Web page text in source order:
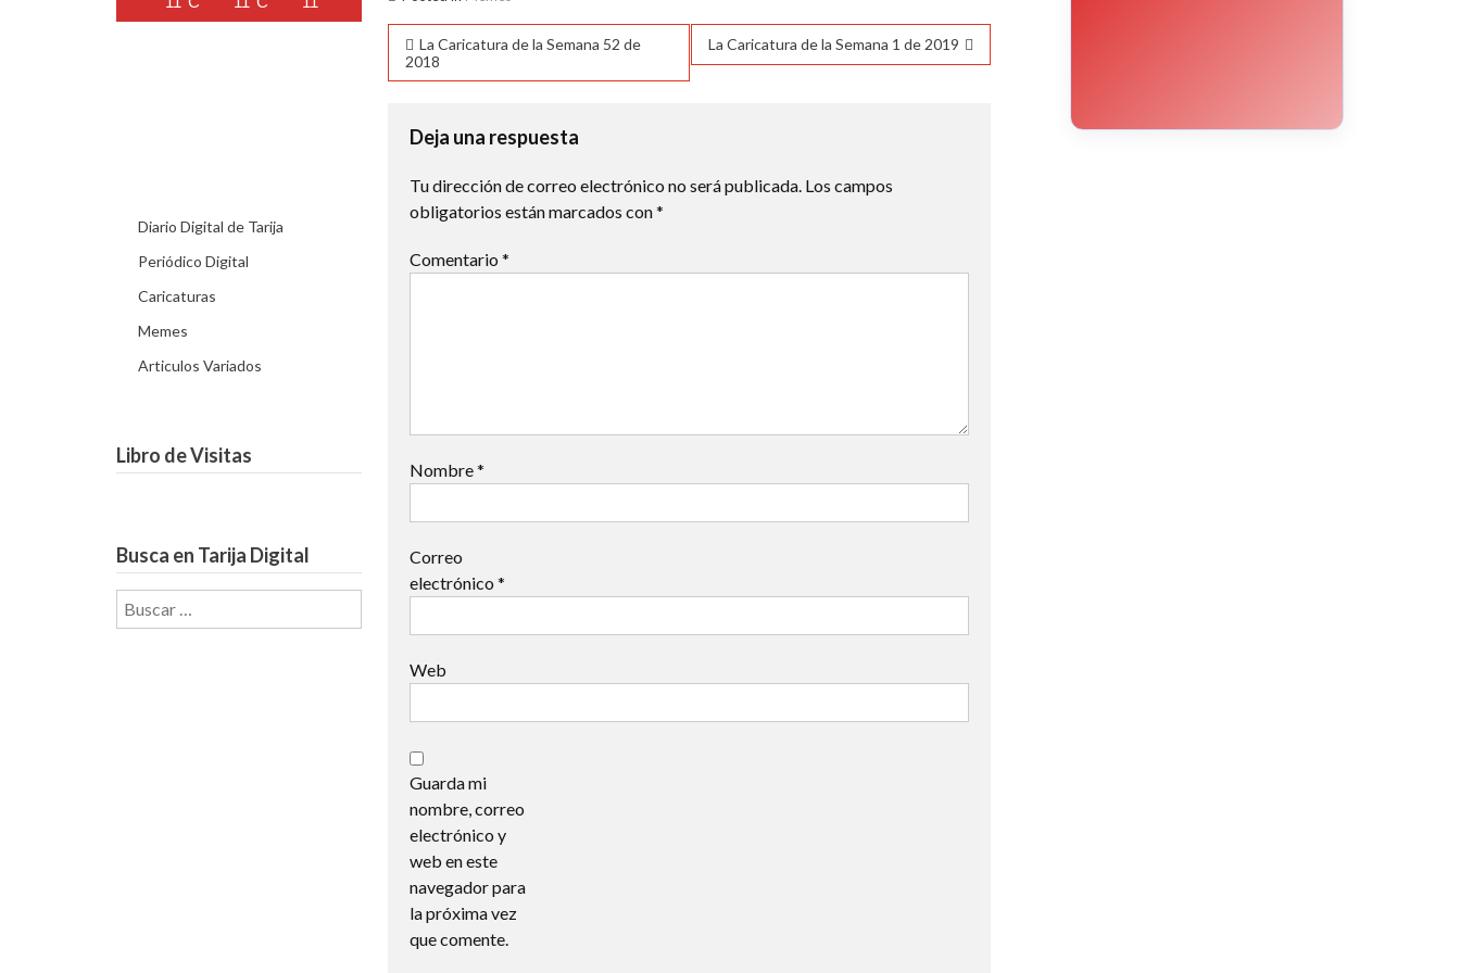
Navegación
de
entradas
La Caricatura de la Semana 52 de
2018
La Caricatura de la Semana 1 de 2019
Deja una respuesta
Tu dirección de correo electrónico no será publicada. Los campos
obligatorios están marcados con*
Comentario *
Nombre*
Correo
electrónico *
Web
Guarda mi
nombre, correo
electrónico y
web en este
navegador para
la próxima vez
que comente.
Diario Digital de Tarija
Periódico Digital
Caricaturas
Memes
Articulos Variados
Libro de Visitas
Busca en Tarija Digital
Buscar: